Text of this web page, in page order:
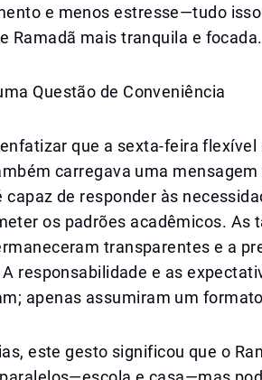
e menos estresse—tudo
Ramadã mais tranquila e focada.
Questão de Conveniência
que a sexta-feira
carregava uma
capaz de responder às
os padrões acadêmicos. As
transparentes e a
responsabilidade e as
apenas assumiram um
este gesto significou que o